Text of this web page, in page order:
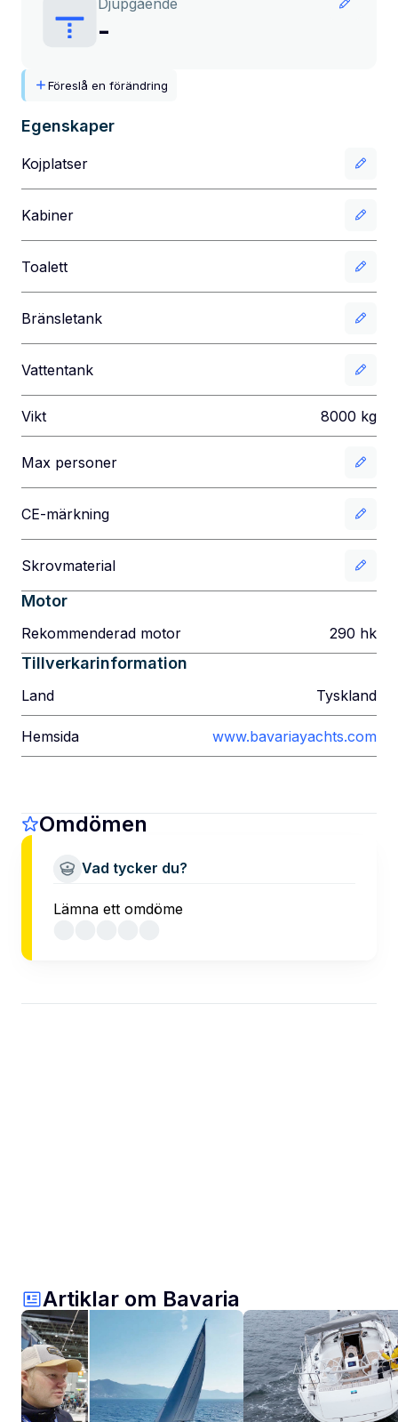
-
Föreslå en förändring
Egenskaper
Kojplatser
Kabiner
Toalett
Bränsletank
Vattentank
Vikt 8000 kg
Max personer
CE-märkning
Skrovmaterial
Motor
Rekommenderad motor 290 hk
Tillverkarinformation
Land Tyskland
Hemsida www.bavariayachts.com
Omdömen
Vad tycker du?
Lämna ett omdöme
Artiklar om Bavaria